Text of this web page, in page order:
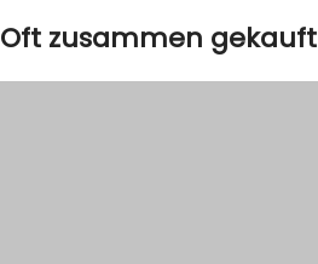
Oft zusammen gekauft